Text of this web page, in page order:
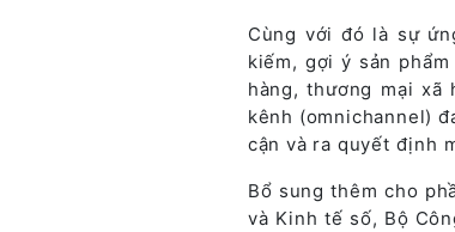
Cùng với đó là sự
kiếm, gợi ý sản
hàng, thương mại
kênh (omnichannel)
cận và ra quyết định
Bổ sung thêm cho
và Kinh tế số, Bộ